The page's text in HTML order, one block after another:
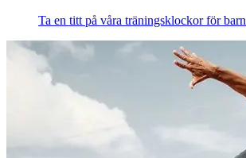
Ta en titt på våra träningsklockor för barn